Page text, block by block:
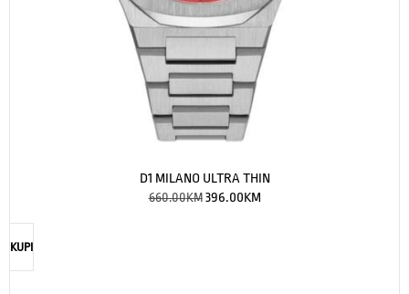
D1 MILANO ULTRA THIN
660.00KM 396.00KM
KUPI